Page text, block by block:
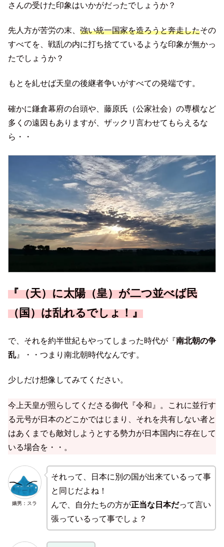
さんの受けた印象はいかがだったでしょうか？
先人方が苦労の末、 強い統一国家を造ろうと奔走したその
すべてを、戦乱の内に打ち捨てているような印象が無かっ
たでしょうか？
もとを糺せば天皇の後継者争いがすべての発端です。
確かに鎌倉幕府の台頭や、藤原氏（公家社会）の専横など
多くの遠因もありますが、ザックリ言わせてもらえるな
ら・・
『（天）に太陽（皇）が二つ並べば民
（国）は乱れるでしょ！』
で、それを約半世紀もやってしまった時代が『南北朝の争
乱 』・・つまり南北朝時代なんです。
少しだけ想像してみてください。
今上天皇が照らしてくださる御代『令和』。これに並行す
る元号が日本のどこかではじまり、それを共有しない者と
はあくまでも敵対しようとする勢力が日本国内に存在して
いる場合を・・。
嫡男：スラ
それって、日本に別の国が出来ているって事
と同じだよね！
んで、自分たちの方が正当な日本だって言い
張っているって事でしょ？